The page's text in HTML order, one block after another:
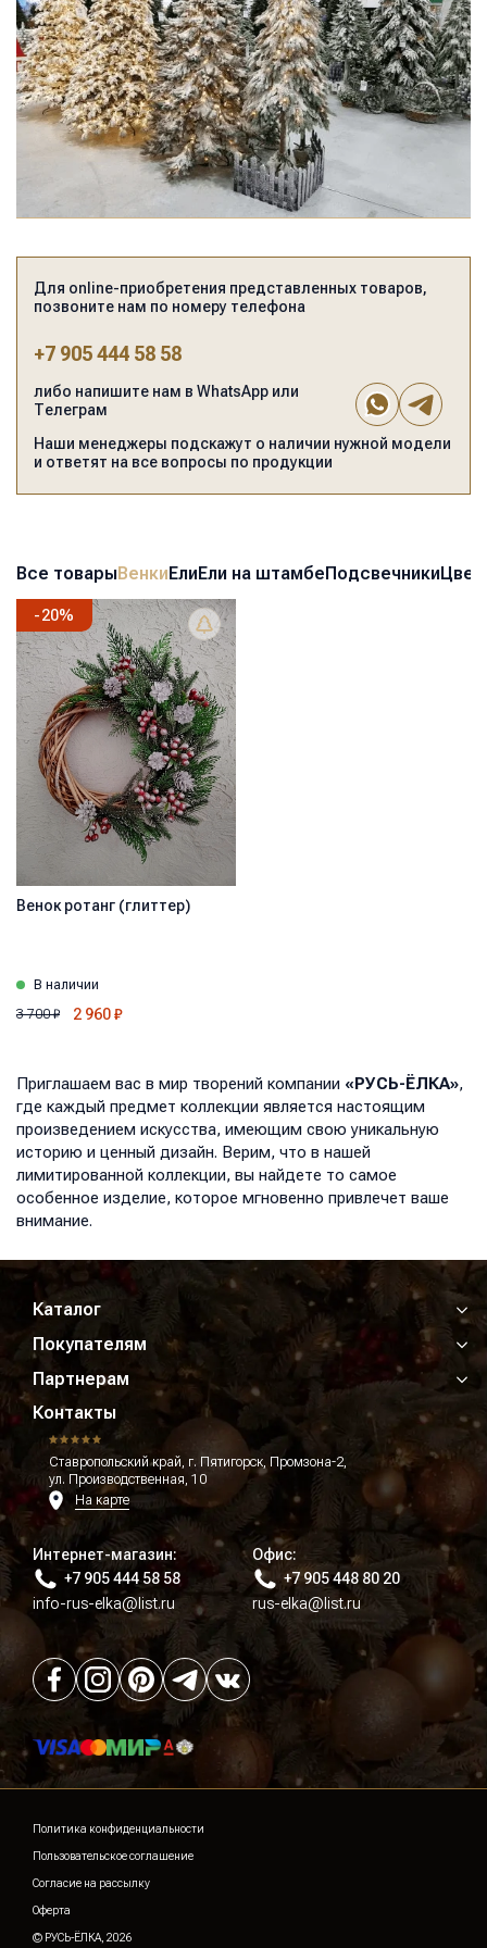
Для online-приобретения представленных товаров,
позвоните нам по номеру телефона
+7 905 444 58 58
либо напишите нам в WhatsApp или
Телеграм
Наши менеджеры подскажут о наличии нужной модели
и ответят на все вопросы по продукции
Все товары Венки Ели Ели на штамбе Подсвечники
-20%
Венок ротанг (глиттер)
В наличии
3 700₽ 2 960₽
Приглашаем вас в мир творений компании «РУСЬ-ЁЛКА»,
где каждый предмет коллекции является настоящим
произведением искусства, имеющим свою уникальную
историю и ценный дизайн. Верим, что в нашей
лимитированной коллекции, вы найдете то самое
особенное изделие, которое мгновенно привлечет ваше
внимание.
Каталог
Покупателям
Партнерам
Контакты
Ставропольский край, г. Пятигорск, Промзона-2,
ул. Производственная, 10
На карте
Интернет-магазин:
+7 905 444 58 58
info-rus-elka@list.ru
Офис:
+7 905 448 80 20
rus-elka@list.ru
Политика конфиденциальности
Пользовательское соглашение
Согласие на рассылку
Оферта
© РУСЬ-ЁЛКА, 2026